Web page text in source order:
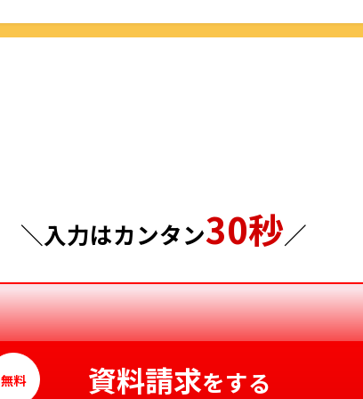
神奈川県
徳島県
愛媛県
＼入力はカンタン30秒／
無料 資料請求をする